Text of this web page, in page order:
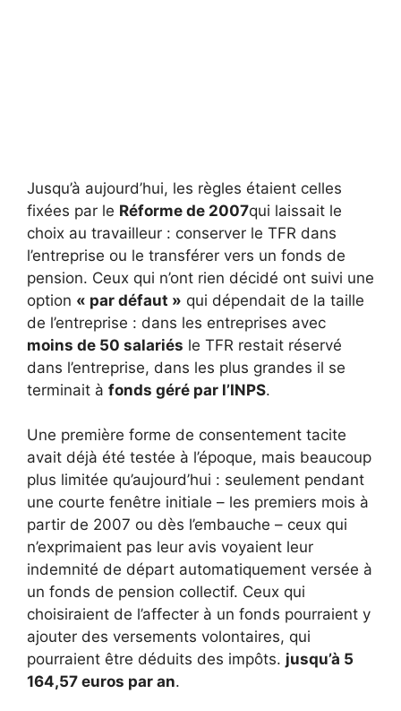
Jusqu’à aujourd’hui, les règles étaient celles
fixées par le Réforme de 2007qui laissait le
choix au travailleur : conserver le TFR dans
l’entreprise ou le transférer vers un fonds de
pension. Ceux qui n’ont rien décidé ont suivi une
option « par défaut » qui dépendait de la taille
de l’entreprise : dans les entreprises avec
moins de 50 salariés le TFR restait réservé
dans l’entreprise, dans les plus grandes il se
terminait à fonds géré par l’INPS.
Une première forme de consentement tacite
avait déjà été testée à l’époque, mais beaucoup
plus limitée qu’aujourd’hui : seulement pendant
une courte fenêtre initiale – les premiers mois à
partir de 2007 ou dès l’embauche – ceux qui
n’exprimaient pas leur avis voyaient leur
indemnité de départ automatiquement versée à
un fonds de pension collectif. Ceux qui
choisiraient de l’affecter à un fonds pourraient y
ajouter des versements volontaires, qui
pourraient être déduits des impôts. jusqu’à 5
164,57 euros par an.